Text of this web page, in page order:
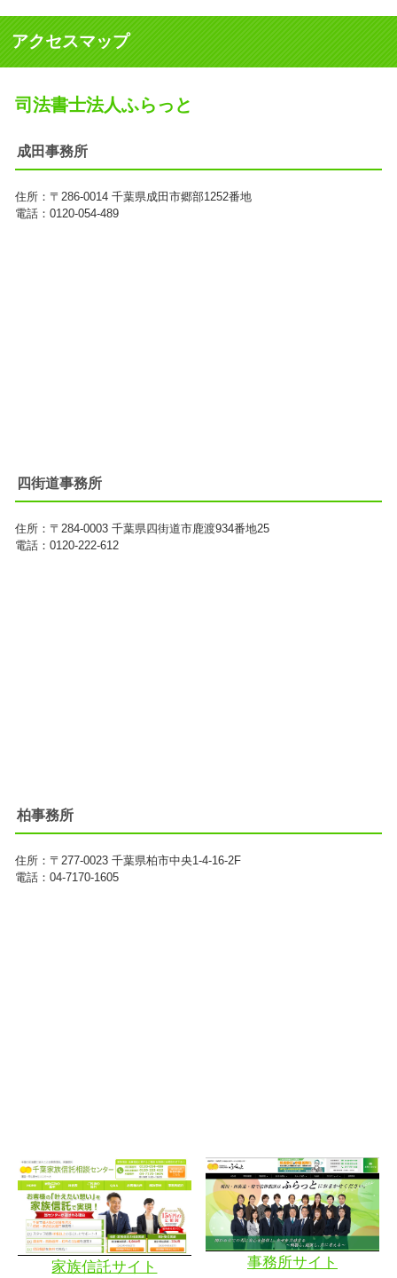
アクセスマップ
司法書士法人ふらっと
成田事務所
住所： 〒286-0014 千葉県成田市郷部1252番地
電話：0120-054-489
四街道事務所
住所： 〒284-0003 千葉県四街道市鹿渡934番地25
電話：0120-222-612
柏事務所
住所： 〒277-0023 千葉県柏市中央1-4-16-2F
電話：04-7170-1605
家族信託サイト 事務所サイト